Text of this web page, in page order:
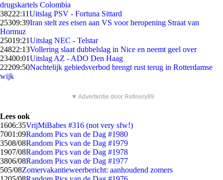
drugskartels Colombia
38222:11Uitslag PSV - Fortuna Sittard
25309:39Iran stelt zes eisen aan VS voor heropening Straat van
Hormuz
25019:21Uitslag NEC - Telstar
24822:13Vollering slaat dubbelslag in Nice en neemt geel over
23400:01Uitslag AZ - ADO Den Haag
22209:50Nachtelijk gebiedsverbod brengt rust terug in Rotterdamse
wijk
▼ Advertentie door Refinery89
Lees ook
1606:35VrijMiBabes #316 (not very sfw!)
7001:09Random Pics van de Dag #1980
3508/08Random Pics van de Dag #1979
1907/08Random Pics van de Dag #1978
3806/08Random Pics van de Dag #1977
505/08Zomervakantieweerbericht: aanhoudend zomers